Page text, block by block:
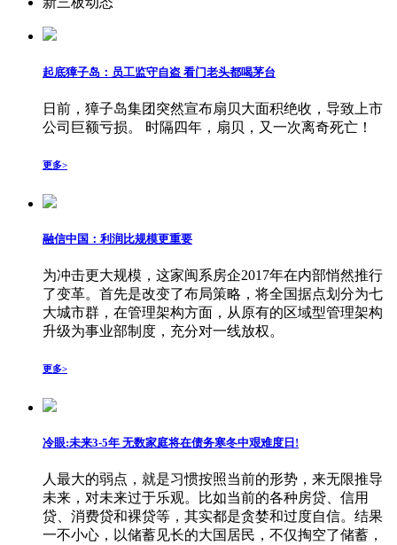
起底獐子岛：员工监守自盗 看门老头都喝茅台
日前，獐子岛集团突然宣布扇贝大面积绝收，导致上市
公司巨额亏损。 时隔四年，扇贝，又一次离奇死亡！
更多>
融信中国：利润比规模更重要
为冲击更大规模，这家闽系房企2017年在内部悄然推行
了变革。首先是改变了布局策略，将全国据点划分为七
大城市群，在管理架构方面，从原有的区域型管理架构
升级为事业部制度，充分对一线放权。
更多>
冷眼:未来3-5年 无数家庭将在债务寒冬中艰难度日!
人最大的弱点，就是习惯按照当前的形势，来无限推导
未来，对未来过于乐观。比如当前的各种房贷、信用
贷、消费贷和裸贷等，其实都是贪婪和过度自信。结果
一不小心，以储蓄见长的大国居民，不仅掏空了储蓄，